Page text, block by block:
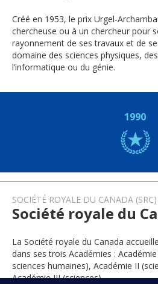
Créé en 1953, le prix Urgel-
chercheuse ou à un chercheur pour
rayonnement de ses travaux et de
domaine des sciences physiques,
l’informatique ou du génie.
1990
SOCIÉTÉ ROYALE DU CANADA (SRC)
Société royale du
La Société royale du Canada
dans ses trois Académies :
sciences humaines), Académie II
Académie III (sciences).